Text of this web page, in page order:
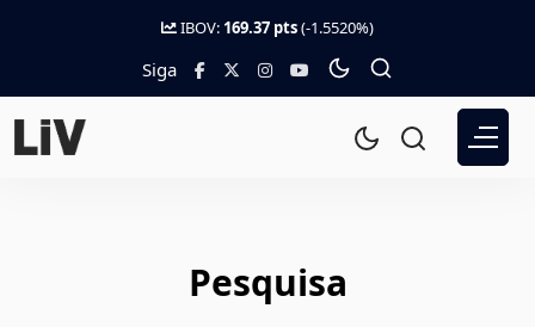
IBOV: 169.37 pts(-1.5520%)
Siga
Pesquisa